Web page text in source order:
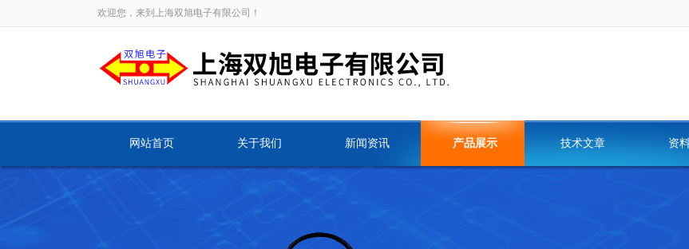
欢迎您，来到上海双旭电子有限公司！
网站首页 关于我们 新闻资讯 产品展示 技术文章 资